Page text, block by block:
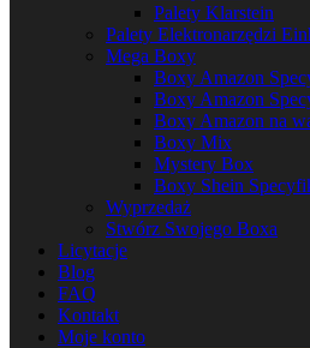
Palety Klarstein
Palety Elektronarzędzi
Mega Boxy
Boxy Amazon
Boxy Amazon
Boxy Amazon na
Boxy Mix
Mystery Box
Boxy Shein
Wyprzedaż
Stwórz Swojego Boxa
Licytacje
Blog
FAQ
Kontakt
Moje konto